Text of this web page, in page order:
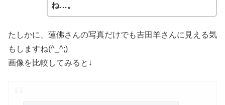
ね…。
たしかに、蓮佛さんの写真だけでも吉田羊さんに見える気
もしますね(^_^;)
画像を比較してみると↓